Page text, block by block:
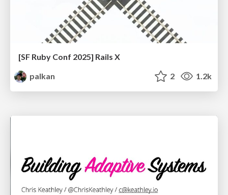
[SF Ruby Conf 2025] Rails X
palkan
2 1.2k